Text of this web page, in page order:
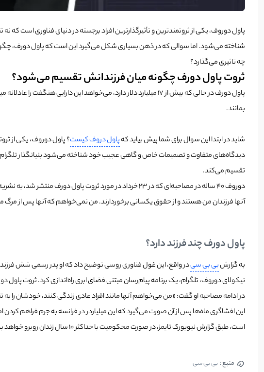
پاول دوروف، یکی از ثروتمندترین و تأثیرگذارترین افراد برجسته در دنیای فناوری است
شناخته می‌شود. اما سوالی که در ذهن بسیاری شکل می‌گیرد این است که پاول دورف،
چه تاثیری می‌گذارد؟
ثروت پاول دورف چگونه میان فرزندانش تقسیم می‌شود؟
بمانند.
شاید در ابتدا این سوال برای شما پیش بیاید کهپاول دروف کیست؟ پاول دوروف، یکی از
تقسیم می‌کند.
دوروف ۴۰ ساله در مصاحبه‌ای که در ۲۳ خرداد در مورد ثروت
آنها فرزندان من هستند و از حقوق یکسانی برخوردارند. من نمی‌خواهم که آنها پس از مرگ
پاول دورف چند فرزند دارد؟
به گزارشبی بی سی
نیکولای دوروف، تلگرام، یک برنامه پیام‌رسان مبتنی فضای ابری راه‌اندازی کرد. ثروت پاول دورف تا «۳۰ سال» پس از روز مصاحبه‌اش با نشریه فرانسوی در دسترس فرزندانش
در ادامه مصاحبه او گفت: «من می‌خواهم آنها مانند افراد عادی زندگی کنند، خودشان را به
این افشاگری ماه‌ها پس از آن صورت می‌گیرد که این میلیاردر در فرانسه به جرم فراهم
است، طبق گزارش نیویورک تایمز، در صورت محکومیت با حداکثر ۱۰ سال زندان روبرو خواهد بود.
منبع : بی بی سی